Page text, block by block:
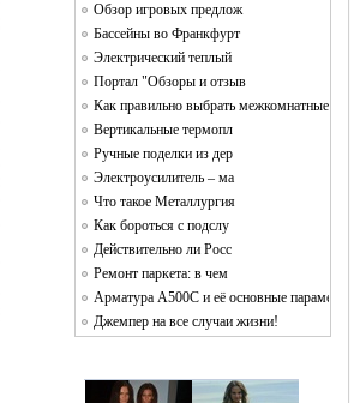
Обзор игровых предлож
Бассейны во Франкфурт
Электрический теплый
Портал "Обзоры и отзыв
Как правильно выбрать межкомнатные двери
Вертикальные термопл
Ручные поделки из дер
Электроусилитель – ма
Что такое Металлургия
Как бороться с подслу
Действительно ли Росс
Ремонт паркета: в чем
Арматура А500С и её основные параметры
Джемпер на все случаи жизни!